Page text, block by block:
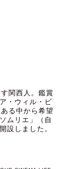
関西人。鑑賞
・ウィル・ビ
る中から希望
ムリエ」（自
設しました。